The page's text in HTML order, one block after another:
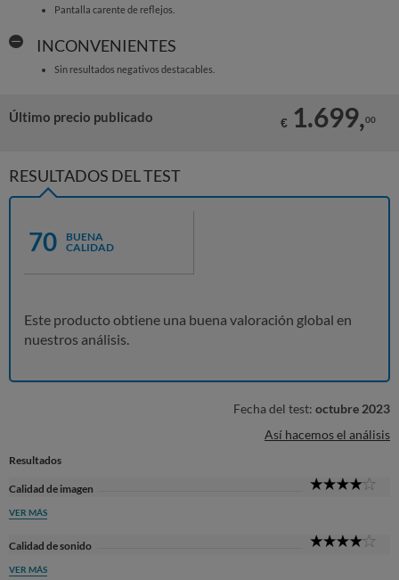
Pantalla carente de reflejos.
INCONVENIENTES
Sin resultados negativos destacables.
Último precio publicado € 1.699,00
RESULTADOS DEL TEST
70
BUENA
CALIDAD
Este producto obtiene una buena valoración global en
nuestros análisis.
Fecha del test: octubre 2023
Así hacemos el análisis
Resultados
Calidad de imagen
VER MÁS
Calidad de sonido
VER MÁS